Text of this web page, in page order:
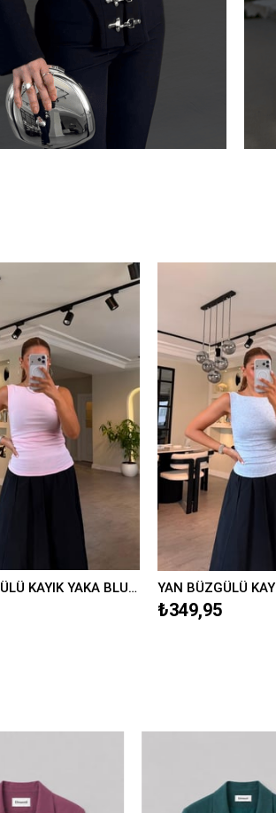
YAN BÜZGÜLÜ KAYIK YAKA BLUZ/597
₺349,95